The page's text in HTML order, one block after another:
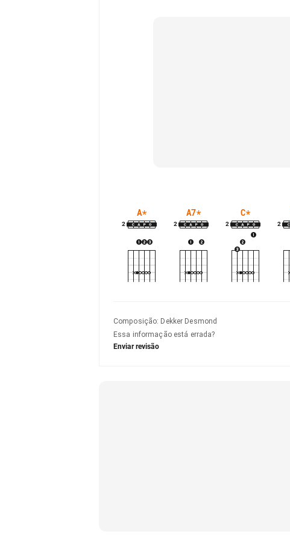
A*
2
A7*
2
C*
2 2
Composição: Dekker Desmond
Essa informação está errada?
Enviar revisão